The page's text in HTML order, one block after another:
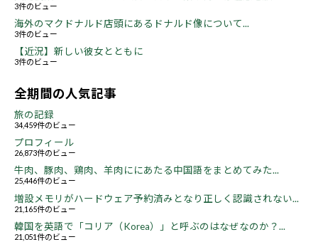
3件のビュー
海外のマクドナルド店頭にあるドナルド像について...
3件のビュー
【近況】新しい彼女とともに
3件のビュー
全期間の人気記事
旅の記録
34,459件のビュー
プロフィール
26,873件のビュー
牛肉、豚肉、鶏肉、羊肉ににあたる中国語をまとめてみた...
25,446件のビュー
増設メモリがハードウェア予約済みとなり正しく認識されない...
21,165件のビュー
韓国を英語で「コリア（Korea）」と呼ぶのはなぜなのか？...
21,051件のビュー